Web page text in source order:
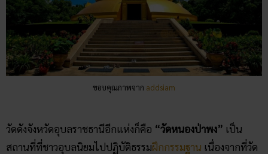
ขอบคุณภาพจาก addsiam
วัดดังจังหวัดอุบลราชธานีอีกแห่งก็คือ “วัดหนองป่าพง” เป็น
สถานที่ที่ชาวอุบลนิยมไปปฏิบัติธรรมฝึกกรรมฐาน เนื่องจากที่วัด